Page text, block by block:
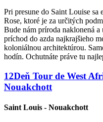
Pri presune do Saint Louise sa
Rose, ktoré je za určitých
Bude nám príroda naklonená
príchod do azda najkrajšieho
koloniálnou architektúrou.
hodín. Ochutnáte práve tu
12Deň Tour de West
Nouakchott
Saint Louis - Nouakchott